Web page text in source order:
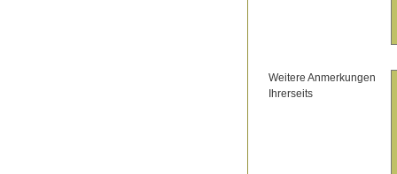
Weitere Anmerkungen
Ihrerseits